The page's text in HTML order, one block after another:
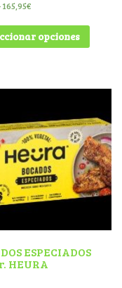
165,95€
opciones
ESPECIADOS
HEURA